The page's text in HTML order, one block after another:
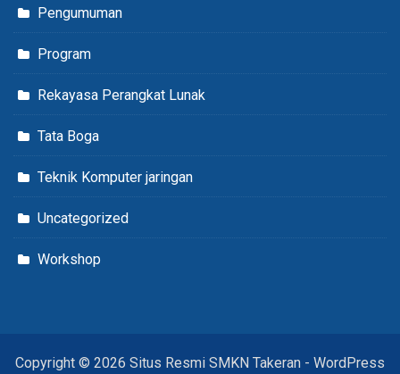
Pengumuman
Program
Rekayasa Perangkat Lunak
Tata Boga
Teknik Komputer jaringan
Uncategorized
Workshop
Copyright © 2026 Situs Resmi SMKN Takeran - WordPress